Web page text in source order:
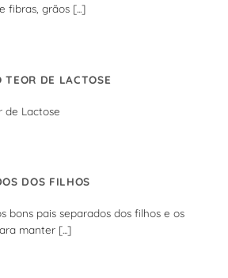
fibras, grãos [...]
DE LACTOSE
de Lactose
DOS FILHOS
bons pais separados dos filhos e os
manter [...]